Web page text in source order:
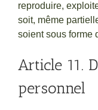
reproduire,
soit, même
soient sous forme
Article 11.
personnel